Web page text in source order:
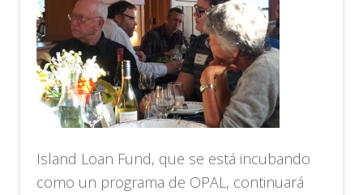
Island Loan Fund, que se está incubando
como un programa de OPAL, continuará